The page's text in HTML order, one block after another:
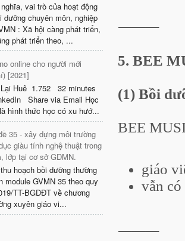
vai trò của hoạt động
dưỡng chuyên môn, nghiệp
: Xã hội càng phát triển,
phát triển theo, ...
online cho người mới
[2021]
Huê 1.752 32 minutes
Share via Email Học
hình thức học có xu hướ...
35 - xây dựng môi trường
giàu tính nghệ thuật trong
lớp tại cơ sở GDMN.
hoạch bồi dưỡng thường
module GVMN 35 theo quy
TT-BGDĐT về chương
xuyên giáo vi...
⸻
5. BEE
(1) Bồi
BEE
giáo
vẫn có
⸻